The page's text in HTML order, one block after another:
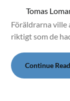
Tomas
Föräldrarna ville
riktigt som de
Continue